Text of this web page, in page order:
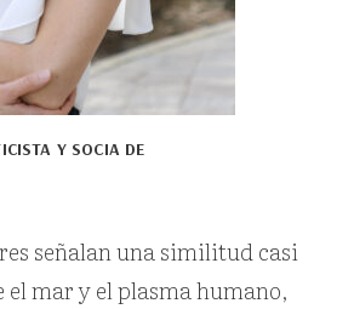
Y SOCIA DE
señalan una similitud casi
el mar y el plasma humano,